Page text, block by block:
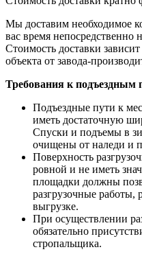
Мы доставим необходимое
вас время непосредственно
Стоимость доставки
объекта от завода-
Требования к подъездным
Подъездные пути к
иметь достаточную
Спуски и подъемы в
очищены от наледи и
Поверхность
ровной и не иметь
площадки должны
разгрузочные работы,
выгрузке.
При осуществлении
обязательно
стропальщика.